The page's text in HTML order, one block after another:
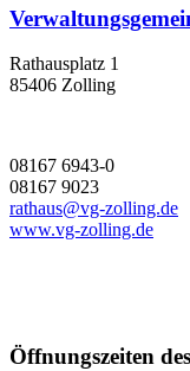
Rathausplatz 1
85406 Zolling
08167 6943-0
08167 9023
rathaus@vg-zolling.de
www.vg-zolling.de
Öffnungszeiten